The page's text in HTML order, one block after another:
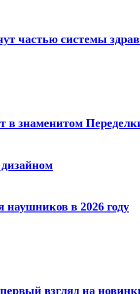
частью системы
в знаменитом
наушников в 2026 году
взгляд на